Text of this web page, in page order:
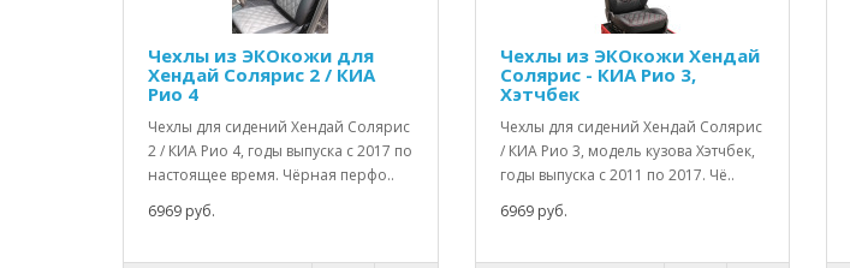
Чехлы из ЭКОкожи для
Хендай Солярис 2 / КИА
Рио 4
Чехлы для сидений Хендай Солярис
2 / КИА Рио 4, годы выпуска с 2017 по
настоящее время. Чёрная перфо..
6969 руб.
Чехлы из ЭКОкожи Хендай
Солярис - КИА Рио 3,
Хэтчбек
Чехлы для сидений Хендай Солярис
/ КИА Рио 3, модель кузова Хэтчбек,
годы выпуска с 2011 по 2017. Чё..
6969 руб.